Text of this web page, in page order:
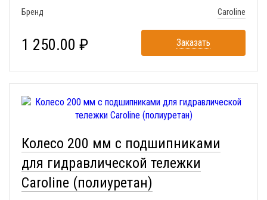
Бренд
Caroline
1 250.00 ₽ Заказать
Колесо 200 мм с подшипниками
для гидравлической тележки
Caroline (полиуретан)